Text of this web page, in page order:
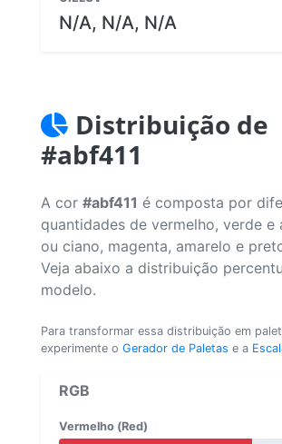
N/A, N/A, N/A
Distribuição de
#abf411
A cor #abf411 é composta por
quantidades de vermelho, verde e
ou ciano, magenta, amarelo e
Veja abaixo a distribuição
modelo.
Para transformar essa distribuição em
experimente o Gerador de Paletas e a
RGB
Vermelho (Red)